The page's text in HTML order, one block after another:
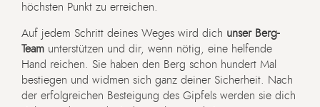
höchsten Punkt zu erreichen.
Auf jedem Schritt deines Weges wird dich unser Berg-
Team unterstützen und dir, wenn nötig, eine helfende
Hand reichen. Sie haben den Berg schon hundert Mal
bestiegen und widmen sich ganz deiner Sicherheit. Nach
der erfolgreichen Besteigung des Gipfels werden sie dich